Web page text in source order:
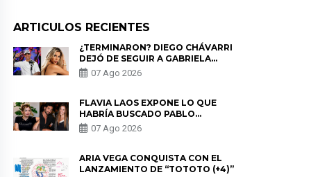
ARTICULOS RECIENTES
¿TERMINARON? DIEGO CHÁVARRI
DEJÓ DE SEGUIR A GABRIELA
HERRERA Y ANUNCIA SU SALIDA
DE PÓDCAST
07 Ago 2026
FLAVIA LAOS EXPONE LO QUE
HABRÍA BUSCADO PABLO
HEREDIA CON ALE FULLER: “UNA
DE LAS PARTES QUERÍA EL
07 Ago 2026
ARIA VEGA CONQUISTA CON EL
LANZAMIENTO DE “TOTOTO (+4)”